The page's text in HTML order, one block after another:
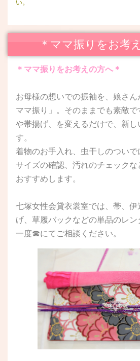
い。
＊ママ振りをお考
＊ママ振りをお考えの方へ＊
お母様の想いでの振袖を、娘さ
ママ振り」。そのままでも素敵
や帯揚げ、を変えるだけで、新し
す。
着物のお手入れ、虫干しのつい
サイズの確認、汚れのチェック
おすすめします。
七塚女性会貸衣裳室では、帯、
げ、草履バックなどの単品のレン
一度☎にてご相談ください。